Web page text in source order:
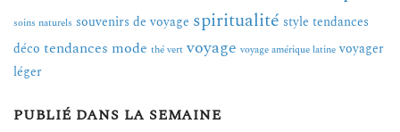
soins naturels souvenirs de voyage spiritualité style tendances
déco tendances mode thé vert voyage voyage amérique latine voyager
léger
PUBLIÉ DANS LA SEMAINE